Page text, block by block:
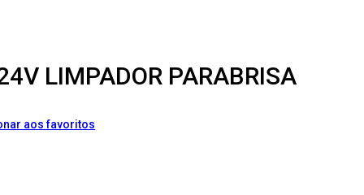
LIMPADOR PARABRISA
aos favoritos